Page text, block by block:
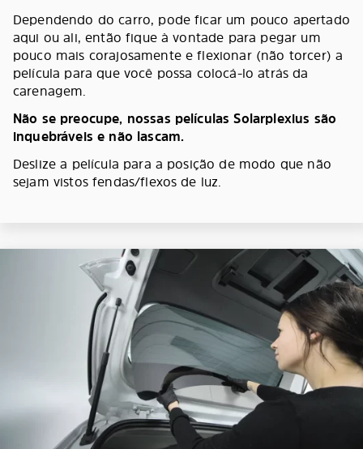
Dependendo do carro, pode ficar um pouco apertado
aqui ou ali, então fique à vontade para pegar um
pouco mais corajosamente e flexionar (não torcer) a
película para que você possa colocá-lo atrás da
carenagem.
Não se preocupe, nossas películas Solarplexius são
inquebráveis e não lascam.
Deslize a película para a posição de modo que não
sejam vistos fendas/flexos de luz.